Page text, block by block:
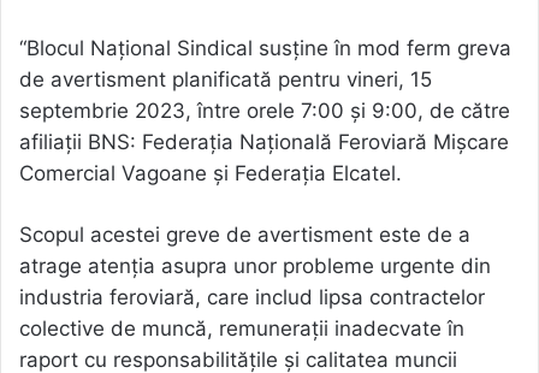
“Blocul Național Sindical susține în mod ferm greva
de avertisment planificată pentru vineri, 15
septembrie 2023, între orele 7:00 și 9:00, de către
afiliații BNS: Federația Națională Feroviară Mișcare
Comercial Vagoane și Federația Elcatel.
Scopul acestei greve de avertisment este de a
atrage atenția asupra unor probleme urgente din
industria feroviară, care includ lipsa contractelor
colective de muncă, remunerații inadecvate în
raport cu responsabilitățile și calitatea muncii